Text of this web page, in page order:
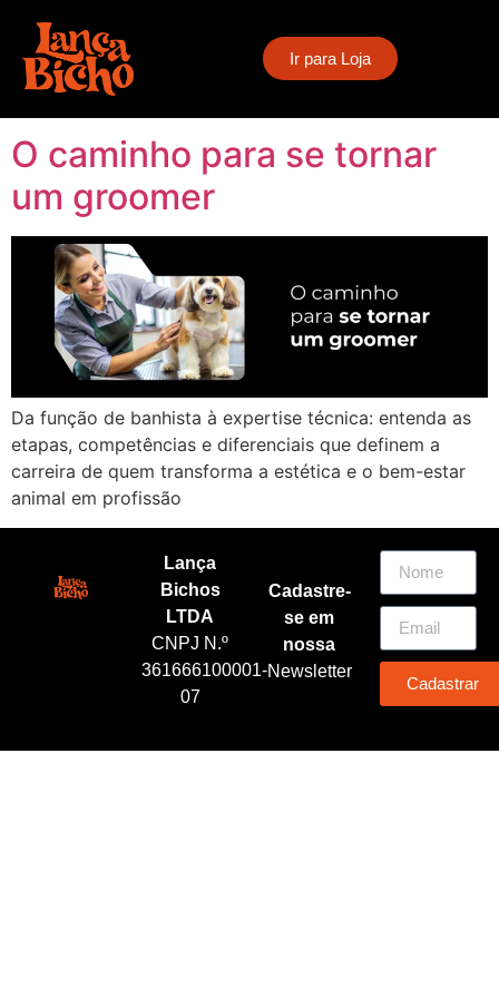
Ir para Loja
Tag: groomer
profissional
O caminho para se tornar
um groomer
Da função de banhista à expertise técnica: entenda as
etapas, competências e diferenciais que definem a
carreira de quem transforma a estética e o bem-estar
animal em profissão
Lança
Bichos
LTDA
CNPJ N.º
361666100001-
07
Cadastre-
se em
nossa
Newsletter
Cadastrar